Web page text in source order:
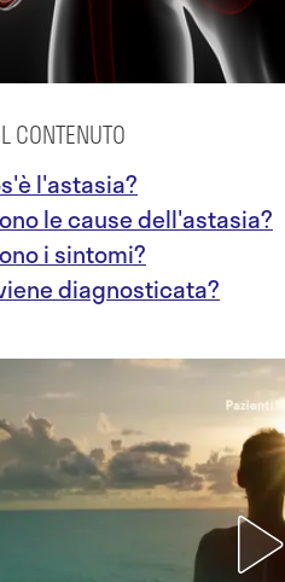
CONTENUTO
l'astasia?
le cause dell'astasia?
i sintomi?
diagnosticata?